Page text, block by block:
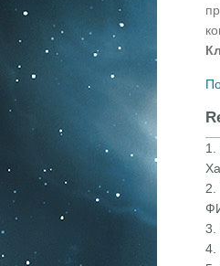
1.
2.
3.
4.